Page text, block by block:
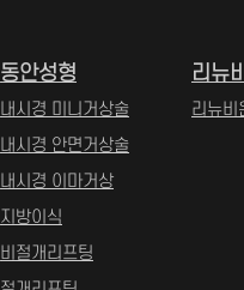
동안성형
내시경 미니거상술
내시경 안면거상술
내시경 이마거상
지방이식
비절개리프팅
리뉴
리뉴비